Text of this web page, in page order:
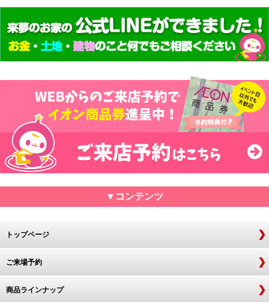
▼コンテンツ
トップページ
ご来場予約
商品ラインナップ